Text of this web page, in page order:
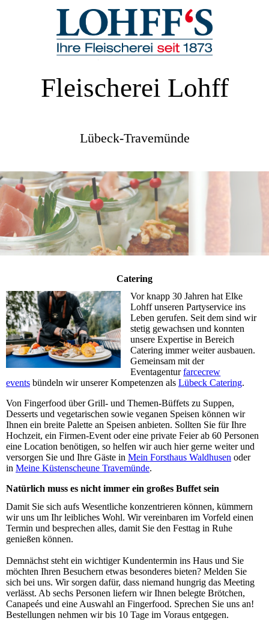
Fleischerei Lohff
Lübeck-Travemünde
Catering
Vor knapp 30 Jahren hat Elke
Lohff unseren Partyservice ins
Leben gerufen. Seit dem sind wir
stetig gewachsen und konnten
unsere Expertise in Bereich
Catering immer weiter ausbauen.
Gemeinsam mit der
Eventagenturfarcecrew
events bündeln wir unserer Kompetenzen als Lübeck Catering.
Von Fingerfood über Grill- und Themen-Büffets zu Suppen,
Desserts und vegetarischen sowie veganen Speisen können wir
Ihnen ein breite Palette an Speisen anbieten. Sollten Sie für Ihre
Hochzeit, ein Firmen-Event oder eine private Feier ab 60 Personen
eine Location benötigen, so helfen wir auch hier gerne weiter und
versorgen Sie und Ihre Gäste in Mein Forsthaus Waldhusen oder
in Meine Küstenscheune Travemünde.
Natürlich muss es nicht immer ein großes Buffet sein
Damit Sie sich aufs Wesentliche konzentrieren können, kümmern
wir uns um Ihr leibliches Wohl. Wir vereinbaren im Vorfeld einen
Termin und besprechen alles, damit Sie den Festtag in Ruhe
genießen können.
Demnächst steht ein wichtiger Kundentermin ins Haus und Sie
möchten Ihren Besuchern etwas besonderes bieten? Melden Sie
sich bei uns. Wir sorgen dafür, dass niemand hungrig das Meeting
verlässt. Ab sechs Personen liefern wir Ihnen belegte Brötchen,
Canapeés und eine Auswahl an Fingerfood. Sprechen Sie uns an!
Bestellungen nehmen wir bis 10 Tage im Voraus entgegen.